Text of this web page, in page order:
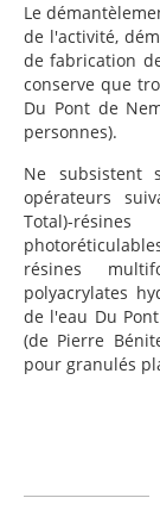
Le
de l'activité,
de fabrication
conserve que
Du Pont de
personnes).
Ne subsistent
opérateurs
Total)-
résines
polyacrylates
de l'eau Du
(de Pierre
pour granulés